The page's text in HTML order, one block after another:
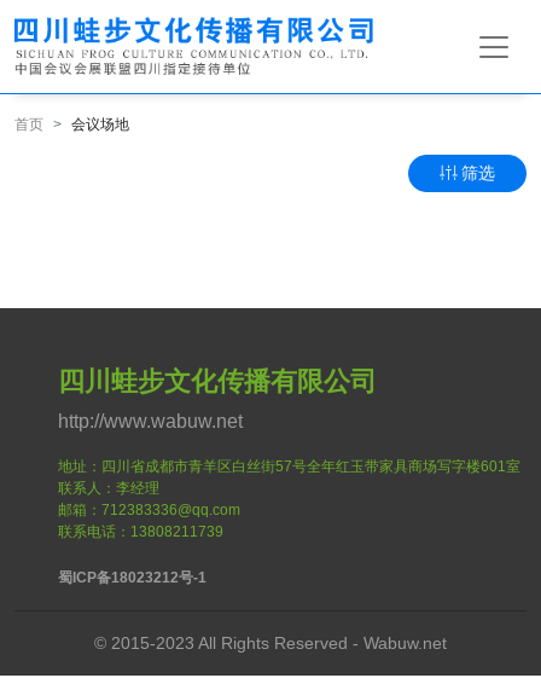
首页 会议场地
筛选
四川蛙步文化传播有限公司
http://www.wabuw.net
地址：四川省成都市青羊区白丝街57号全年红玉带家具商场写字楼601室
联系人：李经理
邮箱：712383336@qq.com
联系电话：13808211739
蜀ICP备18023212号-1
© 2015-2023 All Rights Reserved - Wabuw.net